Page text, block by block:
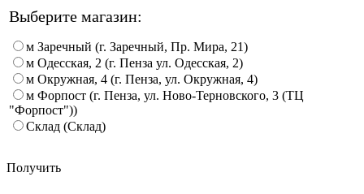
Выберите магазин:
м Заречный (г. Заречный, Пр. Мира, 21)
м Одесская, 2 (г. Пенза ул. Одесская, 2)
м Окружная, 4 (г. Пенза, ул. Окружная, 4)
м Форпост (г. Пенза, ул. Ново-Терновского, 3 (ТЦ
"Форпост"))
Склад (Склад)
Получить